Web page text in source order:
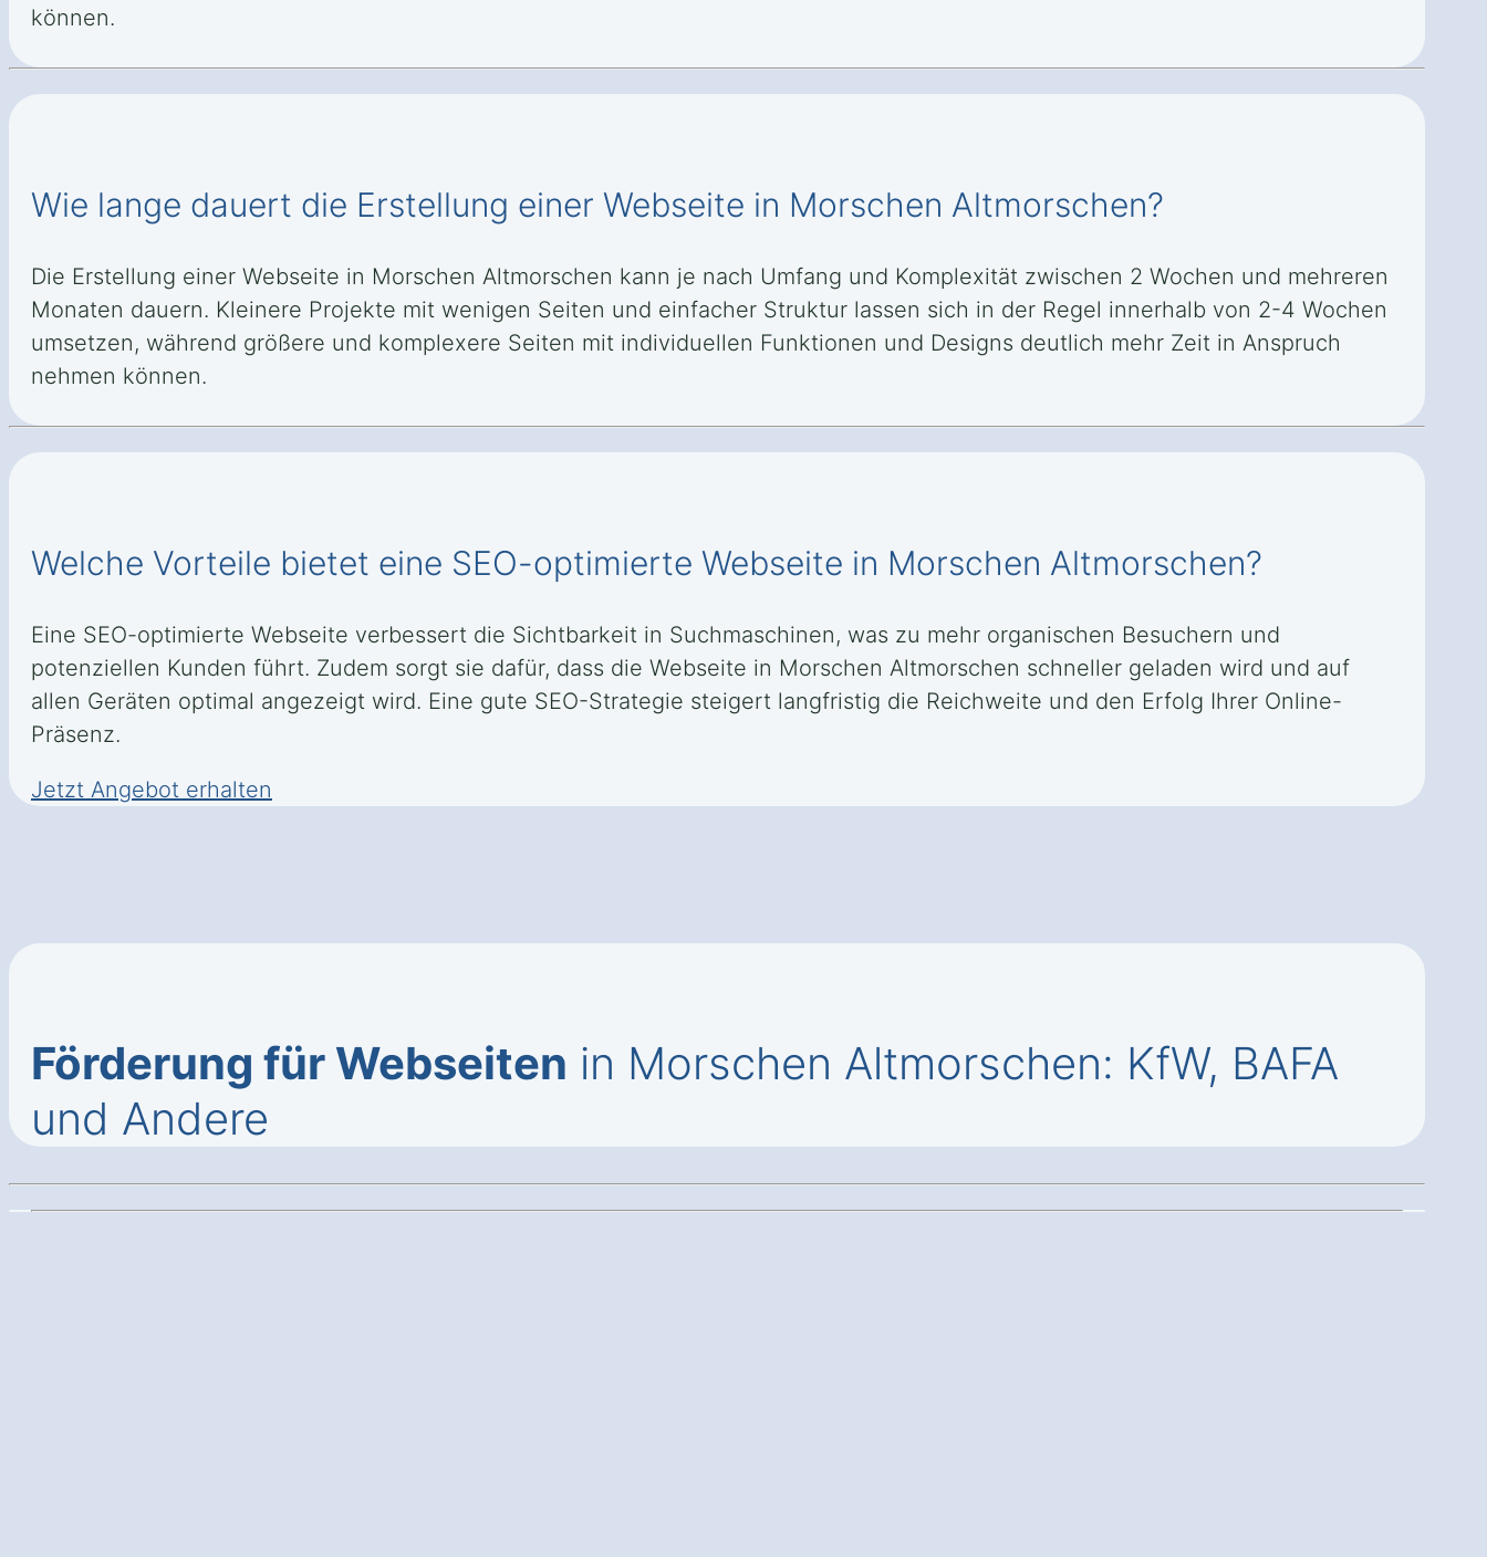
können.
Wie lange dauert die Erstellung einer Webseite in Morschen Altmorschen?
Die Erstellung einer Webseite in Morschen Altmorschen kann je nach Umfang und Komplexität zwischen 2 Wochen und mehreren
Monaten dauern. Kleinere Projekte mit wenigen Seiten und einfacher Struktur lassen sich in der Regel innerhalb von 2-4 Wochen
umsetzen, während größere und komplexere Seiten mit individuellen Funktionen und Designs deutlich mehr Zeit in Anspruch
nehmen können.
Welche Vorteile bietet eine SEO-optimierte Webseite in Morschen Altmorschen?
Eine SEO-optimierte Webseite verbessert die Sichtbarkeit in Suchmaschinen, was zu mehr organischen Besuchern und
potenziellen Kunden führt. Zudem sorgt sie dafür, dass die Webseite in Morschen Altmorschen schneller geladen wird und auf
allen Geräten optimal angezeigt wird. Eine gute SEO-Strategie steigert langfristig die Reichweite und den Erfolg Ihrer Online-
Präsenz.
Jetzt Angebot erhalten
Förderung für Webseiten in Morschen Altmorschen: KfW, BAFA
und Andere